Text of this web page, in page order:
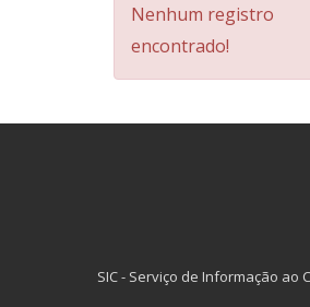
Nenhum registro
encontrado!
SIC - Serviço de Informação ao